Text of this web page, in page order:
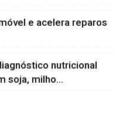
e acelera reparos
nutricional
soja, milho...